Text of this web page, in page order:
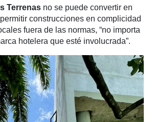
Terrenas no se puede convertir en
construcciones en complicidad
fuera de las normas, “no importa
hotelera que esté involucrada”.